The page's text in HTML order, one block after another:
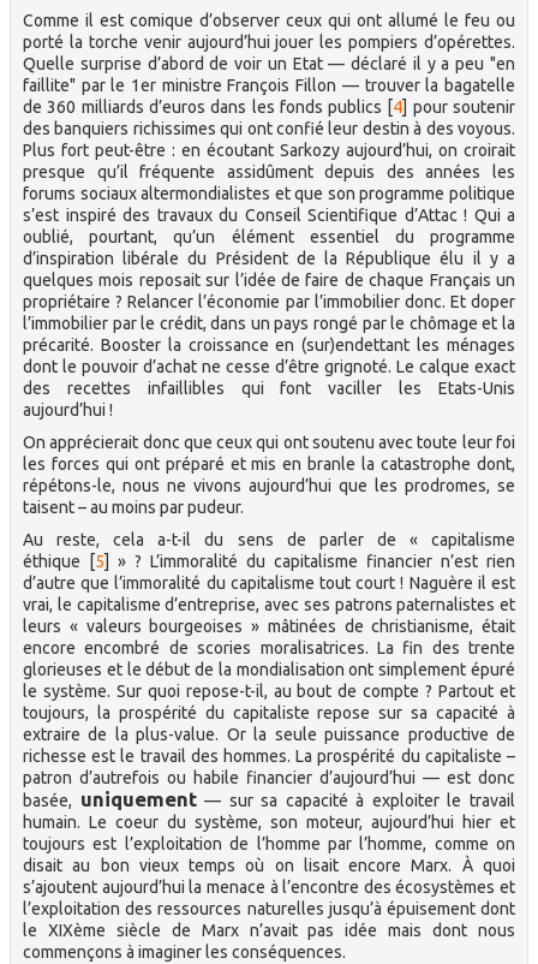
Comme il est comique d’observer ceux qui ont allumé le feu ou
porté la torche venir aujourd’hui jouer les pompiers d’opérettes.
Quelle surprise d’abord de voir un Etat — déclaré il y a peu "en
faillite" par le 1er ministre François Fillon — trouver la bagatelle
de 360 milliards d’euros dans les fonds publics [4] pour soutenir
des banquiers richissimes qui ont confié leur destin à des voyous.
Plus fort peut-être : en écoutant Sarkozy aujourd’hui, on croirait
presque qu’il fréquente assidûment depuis des années les
forums sociaux altermondialistes et que son programme politique
s’est inspiré des travaux du Conseil Scientifique d’Attac ! Qui a
oublié, pourtant, qu’un élément essentiel du programme
d’inspiration libérale du Président de la République élu il y a
quelques mois reposait sur l’idée de faire de chaque Français un
propriétaire ? Relancer l’économie par l’immobilier donc. Et doper
l’immobilier par le crédit, dans un pays rongé par le chômage et la
précarité. Booster la croissance en (sur)endettant les ménages
dont le pouvoir d’achat ne cesse d’être grignoté. Le calque exact
des recettes infaillibles qui font vaciller les Etats-Unis
aujourd’hui !
On apprécierait donc que ceux qui ont soutenu avec toute leur foi
les forces qui ont préparé et mis en branle la catastrophe dont,
répétons-le, nous ne vivons aujourd’hui que les prodromes, se
taisent – au moins par pudeur.
Au reste, cela a-t-il du sens de parler de « capitalisme
éthique [5] » ? L’immoralité du capitalisme financier n’est rien
d’autre que l’immoralité du capitalisme tout court ! Naguère il est
vrai, le capitalisme d’entreprise, avec ses patrons paternalistes et
leurs « valeurs bourgeoises » mâtinées de christianisme, était
encore encombré de scories moralisatrices. La fin des trente
glorieuses et le début de la mondialisation ont simplement épuré
le système. Sur quoi repose-t-il, au bout de compte ? Partout et
toujours, la prospérité du capitaliste repose sur sa capacité à
extraire de la plus-value. Or la seule puissance productive de
richesse est le travail des hommes. La prospérité du capitaliste –
patron d’autrefois ou habile financier d’aujourd’hui — est donc
basée, uniquement— sur sa capacité à exploiter le travail
humain. Le coeur du système, son moteur, aujourd’hui hier et
toujours est l’exploitation de l’homme par l’homme, comme on
disait au bon vieux temps où on lisait encore Marx. À quoi
s’ajoutent aujourd’hui la menace à l’encontre des écosystèmes et
l’exploitation des ressources naturelles jusqu’à épuisement dont
le XIXème siècle de Marx n’avait pas idée mais dont nous
commençons à imaginer les conséquences.